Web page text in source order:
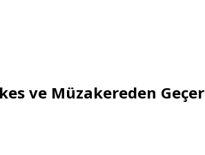
ve Müzakereden Geçer